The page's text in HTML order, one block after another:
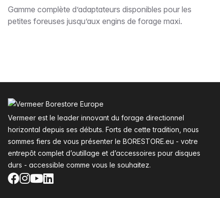
Description
Gamme complète d’adaptateurs disponibles pour les
petites foreuses jusqu’aux engins de forage maxi.
Vermeer est le leader innovant du forage directionnel
horizontal depuis ses débuts. Forts de cette tradition, nous
sommes fiers de vous présenter le BORESTORE.eu - votre
entrepôt complet d’outillage et d’accessoires pour disques
durs - accessible comme vous le souhaitez.
Facebook
Instagram
YouTube
LinkedIn